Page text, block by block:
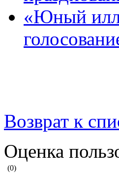
«Юный
Возврат к
Оценка
(0)